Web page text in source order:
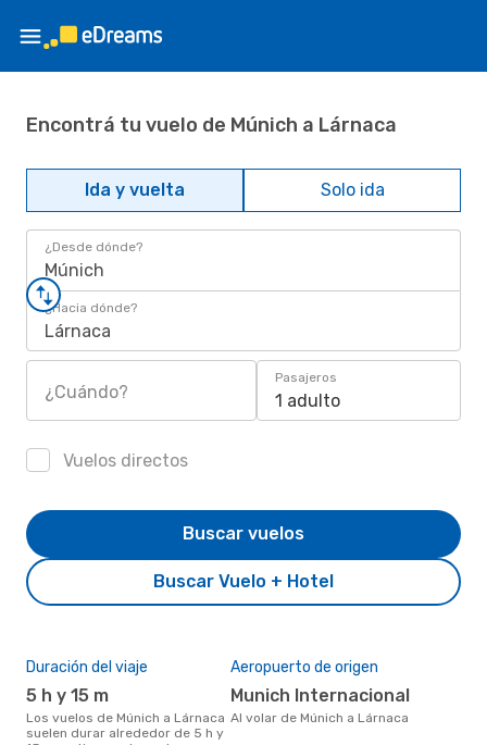
Encontrá tu vuelo de Múnich a Lárnaca
Ida y vuelta Solo ida
¿Desde dónde?
Múnich
¿Hacia dónde?
Lárnaca
¿Cuándo?
Pasajeros
1 adulto
Vuelos directos
Buscar Vuelo + Hotel
Buscar vuelos
Duración del viaje
5 h y 15 m
Los vuelos de Múnich a Lárnaca
suelen durar alrededor de 5 h y
Aeropuerto de origen
Munich Internacional
Al volar de Múnich a Lárnaca